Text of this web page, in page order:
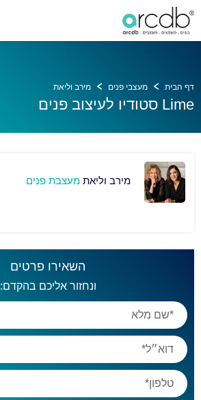
דף הבית מעצבי פנים מירב וליאת
Lime סטודיו לעיצוב פנים
מירב וליאת מעצבת פנים
השאירו פרטים
ונחזור אליכם בהקדם: